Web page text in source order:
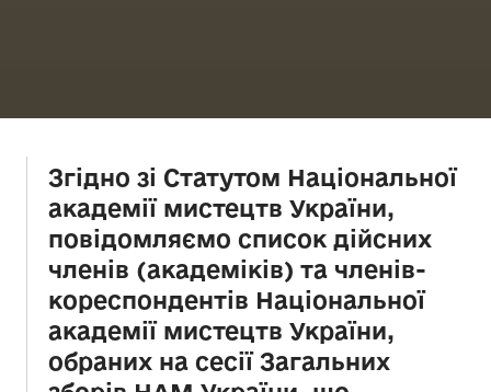
Згідно зі Статутом Національної
академії мистецтв України,
повідомляємо список дійсних
членів (академіків) та членів-
кореспондентів Національної
академії мистецтв України,
обраних на сесії Загальних